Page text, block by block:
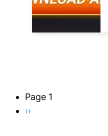
Pagination
Page 1
Next
››